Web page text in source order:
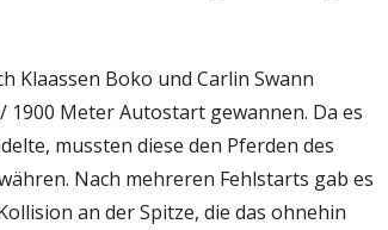
Klaassen Boko und Carlin Swann
1900 Meter Autostart gewannen. Da es
mussten diese den Pferden des
Nach mehreren Fehlstarts gab es
an der Spitze, die das ohnehin